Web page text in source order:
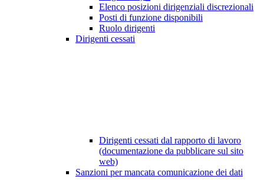
Elenco posizioni dirigenziali discrezionali
Posti di funzione disponibili
Ruolo dirigenti
Dirigenti cessati
Dirigenti cessati dal rapporto di lavoro
(documentazione da pubblicare sul sito
web)
Sanzioni per mancata comunicazione dei dati